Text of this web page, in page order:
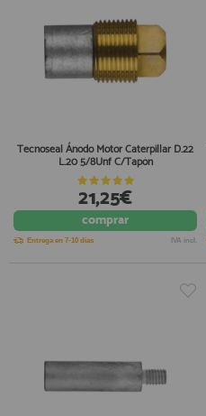
Tecnoseal Ánodo Motor Caterpillar D.22
L.20 5/8Unf C/Tapón
21,25€
comprar
Entrega en 7-10 días IVA incl.